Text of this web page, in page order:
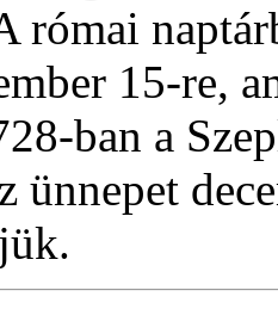
római
15-re,
ban a
ünnepet